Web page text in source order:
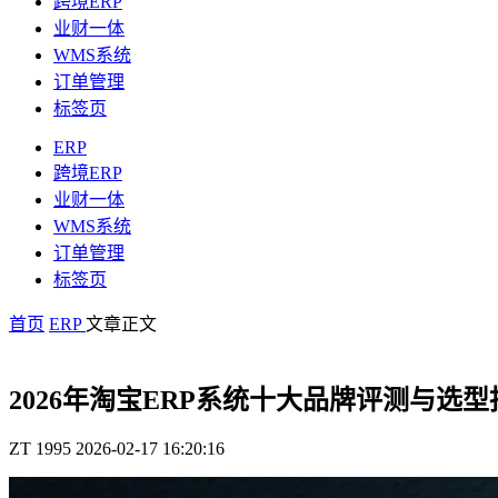
业财一体
WMS系统
订单管理
标签页
ERP
跨境ERP
业财一体
WMS系统
订单管理
标签页
首页 ERP文章正文
2026年淘宝ERP系统十大品牌评测与选型
ZT 1995 2026-02-17 16:20:16